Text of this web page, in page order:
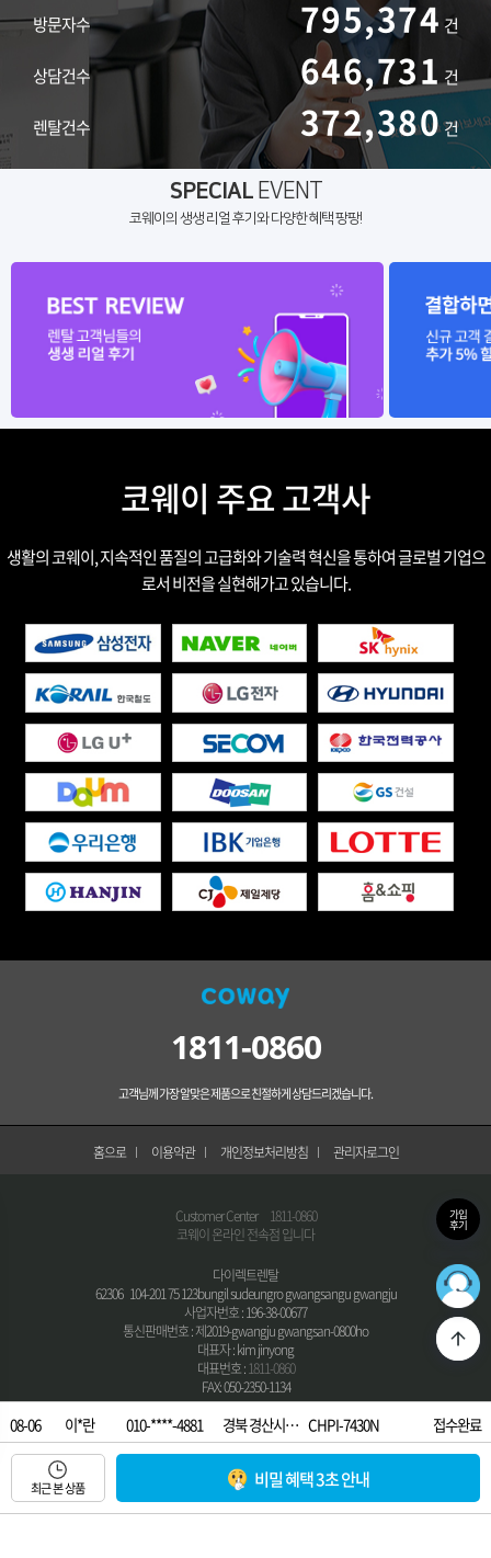
08-06 이*란 010-****-4881 경북 경산시… CHPI-7430N
접수완료
08-06
이*빈 010-****-6651 경기 이천시… CHP-7220N
접수완료
08-06
김*중 경기 이천시… CHPI-7410N
방문자수 795,374 건
상담건수 646,731건
렌탈건수 372,380건
SPECIALEVENT
코웨이의 생생 리얼 후기와 다양한 혜택 팡팡!
코웨이 주요 고객사
생활의 코웨이, 지속적인 품질의 고급화와 기술력 혁신을 통하여 글로벌 기업으
로서 비전을 실현해가고 있습니다.
1811-0860
고객님께 가장 알맞은 제품으로 친절하게 상담드리겠습니다.
홈으로 이용약관 개인정보처리방침 관리자로그인
Customer Center 1811-0860
코웨이 온라인 전속점 입니다
다이렉트렌탈
62306 104-201 75 123bungil sudeungro gwangsangu gwangju
사업자번호 : 196-38-00677
통신판매번호 : 제2019-gwangju gwangsan-0800ho
대표자 : kim jinyong
대표번호 :1811-0860
FAX: 050-2350-1134
(주)다온홈시스
62306 328, Imbangul-daero, Gwangsan-gu, Gwangju, Republic of Korea
대표자 : kim ju hyeon 사업자번호 : 410-87-05732
통신판매번호 : 2015-Gwangsan-gu, Gwangju-0047 호
COPYRIGHT © 다이렉트렌탈 All Right Reserved.
최근 본 상품 비밀 혜택 3초 안내
가입
후기
365
최적